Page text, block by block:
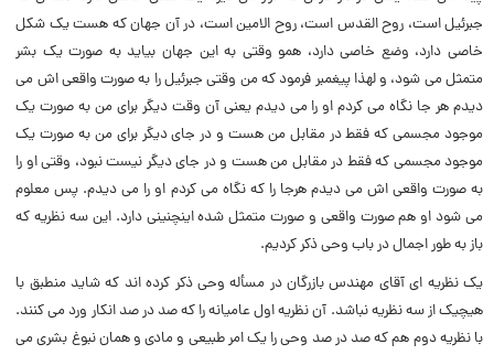
جبرئیل است، روح القدس است، روح الامین است، در آن جهان که هست یک شکل
خاصى دارد، وضع خاصى دارد، همو وقتى به این جهان بیاید به صورت یک بشر
متمثل مى شود، و لهذا پیغمبر فرمود که من وقتى جبرئیل را به صورت واقعى اش مى
دیدم هر جا نگاه مى کردم او را مى دیدم یعنى آن وقت دیگر براى من به صورت یک
موجود مجسمى که فقط در مقابل من هست و در جاى دیگر براى من به صورت یک
موجود مجسمى که فقط در مقابل من هست و در جاى دیگر نیست نبود، وقتى او را
به صورت واقعى اش مى دیدم هرجا را که نگاه مى کردم او را مى دیدم. پس معلوم
مى شود او هم صورت واقعى و صورت متمثل شده اینچنینى دارد. این سه نظریه که
باز به طور اجمال در باب وحى ذکر کردیم.
یک نظریه اى آقاى مهندس بازرگان در مسأله وحى ذکر کرده اند که شاید منطبق با
هیچیک از سه نظریه نباشد. آن نظریه اول عامیانه را که صد در صد انکار ورد مى کنند.
با نظریه دوم هم که صد در صد وحى را یک امر طبیعى و مادى و همان نبوغ بشرى مى